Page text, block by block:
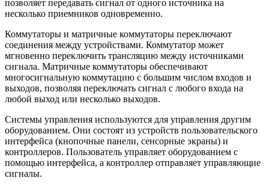
позволяет передавать сигнал от одного источника на
несколько приемников одновременно.
Коммутаторы и матричные коммутаторы переключают
соединения между устройствами. Коммутатор может
мгновенно переключить трансляцию между источниками
сигнала. Матричные коммутаторы обеспечивают
многосигнальную коммутацию с большим числом входов и
выходов, позволяя переключать сигнал с любого входа на
любой выход или несколько выходов.
Системы управления используются для управления другим
оборудованием. Они состоят из устройств пользовательского
интерфейса (кнопочные панели, сенсорные экраны) и
контроллеров. Пользователь управляет оборудованием с
помощью интерфейса, а контроллер отправляет управляющие
сигналы.